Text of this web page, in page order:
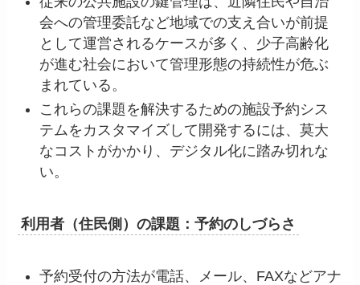
会への管理委託など地域での支え合いが前提
として運営されるケースが多く、少子高齢化
が進む社会において管理形態の持続性が危ぶ
まれている。
これらの課題を解決するための施設予約シス
テムをカスタマイズして開発するには、莫大
なコストがかかり、デジタル化に踏み切れな
い。
利用者（住民側）の課題：予約のしづらさ
予約受付の方法が電話、メール、FAXなどアナ